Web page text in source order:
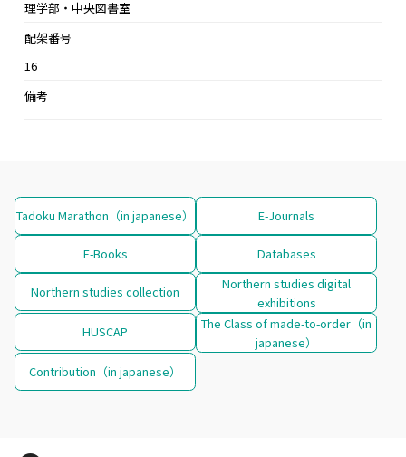
理学部・中央図書室
配架番号
16
備考
Tadoku Marathon（in japanese） E-Journals
E-Books Databases
Northern studies collection
Northern studies digital
exhibitions
HUSCAP
The Class of made-to-order（in
japanese）
Contribution（in japanese）